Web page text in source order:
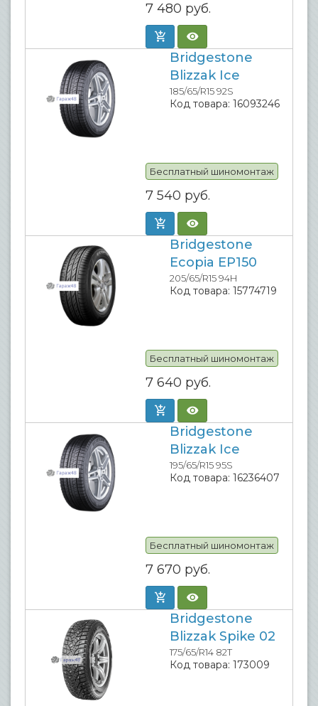
7 480 руб.
Bridgestone
Blizzak Ice
185/65/R15 92S
Код товара: 16093246
Бесплатный шиномонтаж
7 540 руб.
Bridgestone
Ecopia EP150
205/65/R15 94H
Код товара: 15774719
Бесплатный шиномонтаж
7 640 руб.
Bridgestone
Blizzak Ice
195/65/R15 95S
Код товара: 16236407
Бесплатный шиномонтаж
7 670 руб.
Bridgestone
Blizzak Spike 02
175/65/R14 82T
Код товара: 173009